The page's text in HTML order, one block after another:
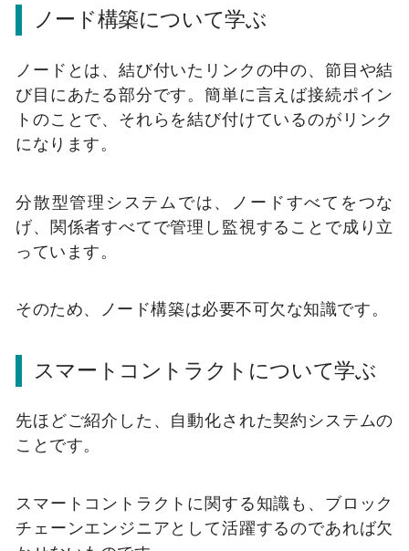
ノード構築について学ぶ
ノードとは、結び付いたリンクの中の、節目や結
び目にあたる部分です。簡単に言えば接続ポイン
トのことで、それらを結び付けているのがリンク
になります。
分散型管理システムでは、ノードすべてをつな
げ、関係者すべてで管理し監視することで成り立
っています。
そのため、ノード構築は必要不可欠な知識です。
スマートコントラクトについて学ぶ
先ほどご紹介した、自動化された契約システムの
ことです。
スマートコントラクトに関する知識も、ブロック
チェーンエンジニアとして活躍するのであれば欠